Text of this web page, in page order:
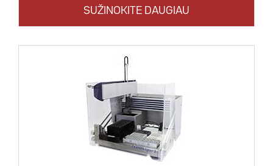
SUŽINOKITE DAUGIAU